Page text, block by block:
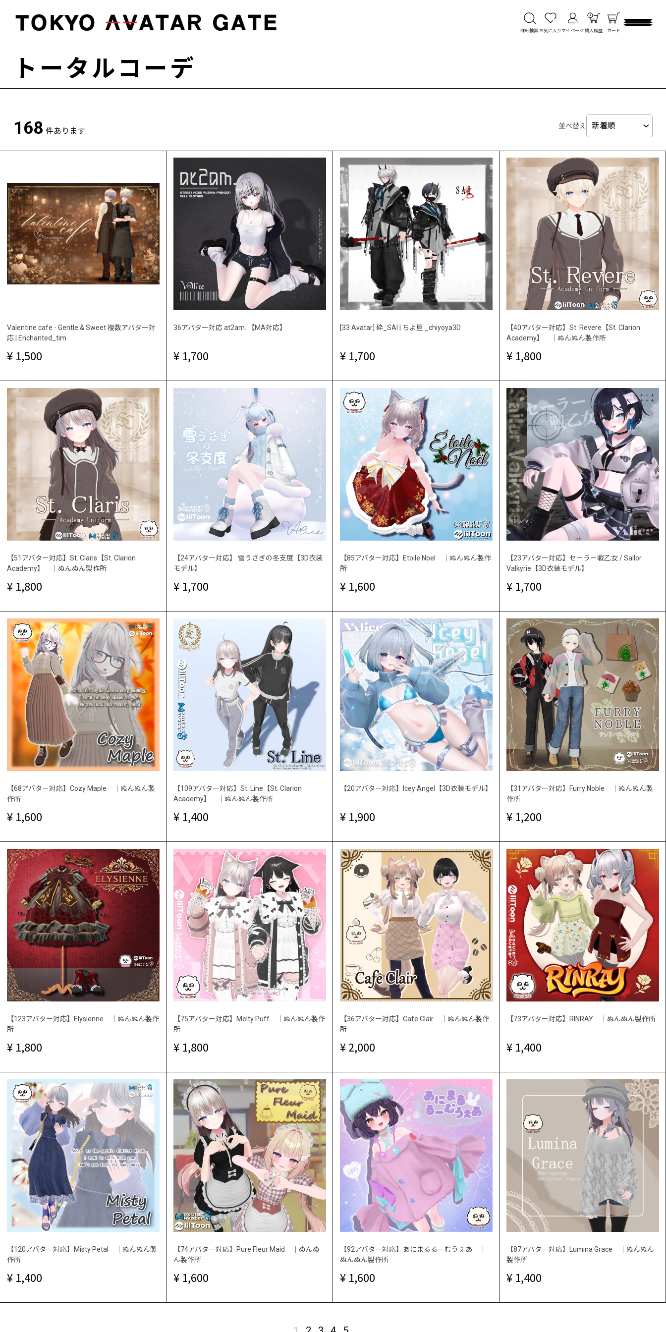
詳細検索 お気に入り マイページ 購入履歴 カート
トータルコーデ
168 件あります
並べ替え
Valentine cafe - Gentle & Sweet 複数アバター対
応 | Enchanted_tim
1,500
36アバター対応 at2am. 【MA対応】
1,700
[33 Avatar] 砕_SAI | ちよ屋 _chiyoya3D
1,700
【40アバター対応】St. Revere【St. Clarion
Academy】 ｜ぬんぬん製作所
1,800
【51アバター対応】St. Claris【St. Clarion
Academy】 ｜ぬんぬん製作所
1,800
【24アバター対応】 雪うさぎの冬支度【3D衣装
モデル】
1,700
【85アバター対応】Etoile Noel ｜ぬんぬん製作
所
1,600
【23アバター対応】セーラー戦乙女 / Sailor
Valkyrie【3D衣装モデル】
1,700
【68アバター対応】Cozy Maple ｜ぬんぬん製
作所
1,600
【109アバター対応】St. Line【St. Clarion
Academy】 ｜ぬんぬん製作所
1,400
【20アバター対応】Icey Angel【3D衣装モデル】
1,900
【31アバター対応】Furry Noble ｜ぬんぬん製
作所
1,200
【123アバター対応】Elysienne ｜ぬんぬん製作
所
1,800
【75アバター対応】Melty Puff ｜ぬんぬん製作
所
1,800
【36アバター対応】Cafe Clair ｜ぬんぬん製作
所
2,000
【73アバター対応】RINRAY ｜ぬんぬん製作所
1,400
【120アバター対応】Misty Petal ｜ぬんぬん製
作所
1,400
【74アバター対応】Pure Fleur Maid ｜ぬんぬ
ん製作所
1,600
【92アバター対応】あにまるるーむうぇあ ｜
ぬんぬん製作所
1,600
【87アバター対応】Lumina Grace ｜ぬんぬん
製作所
1,400